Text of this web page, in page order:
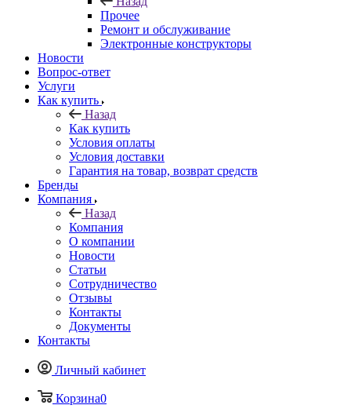
Прочее
Ремонт и обслуживание
Электронные конструкторы
Новости
Вопрос-ответ
Услуги
Как купить
Назад
Как купить
Условия оплаты
Условия доставки
Гарантия на товар, возврат средств
Бренды
Компания
Назад
Компания
О компании
Новости
Статьи
Сотрудничество
Отзывы
Контакты
Документы
Контакты
Личный кабинет
Корзина0